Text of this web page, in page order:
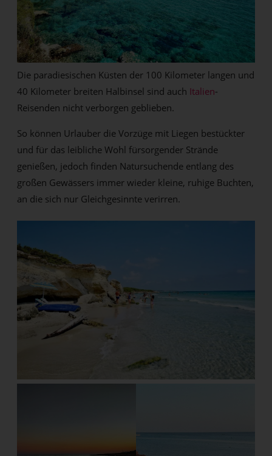
Die paradiesischen Küsten der 100 Kilometer langen und
40 Kilometer breiten Halbinsel sind auch Italien-
Reisenden nicht verborgen geblieben.
So können Urlauber die Vorzüge mit Liegen bestückter
und für das leibliche Wohl fürsorgender Strände
genießen, jedoch finden Natursuchende entlang des
großen Gewässers immer wieder kleine, ruhige Buchten,
an die sich nur Gleichgesinnte verirren.